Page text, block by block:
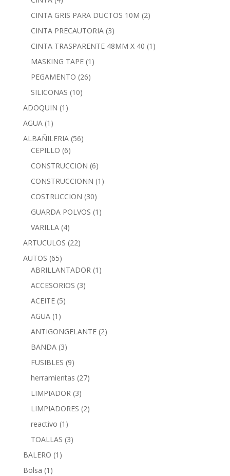
CINTA GRIS PARA DUCTOS 10M (2)
CINTA PRECAUTORIA (3)
CINTA TRASPARENTE 48MM X 40 (1)
MASKING TAPE (1)
PEGAMENTO (26)
SILICONAS (10)
ADOQUIN (1)
AGUA (1)
ALBAÑILERIA (56)
CEPILLO (6)
CONSTRUCCION (6)
CONSTRUCCIONN (1)
COSTRUCCION (30)
GUARDA POLVOS (1)
VARILLA (4)
ARTUCULOS (22)
AUTOS (65)
ABRILLANTADOR (1)
ACCESORIOS (3)
ACEITE (5)
AGUA (1)
ANTIGONGELANTE (2)
BANDA (3)
FUSIBLES (9)
herramientas (27)
LIMPIADOR (3)
LIMPIADORES (2)
reactivo (1)
TOALLAS (3)
BALERO (1)
Bolsa (1)